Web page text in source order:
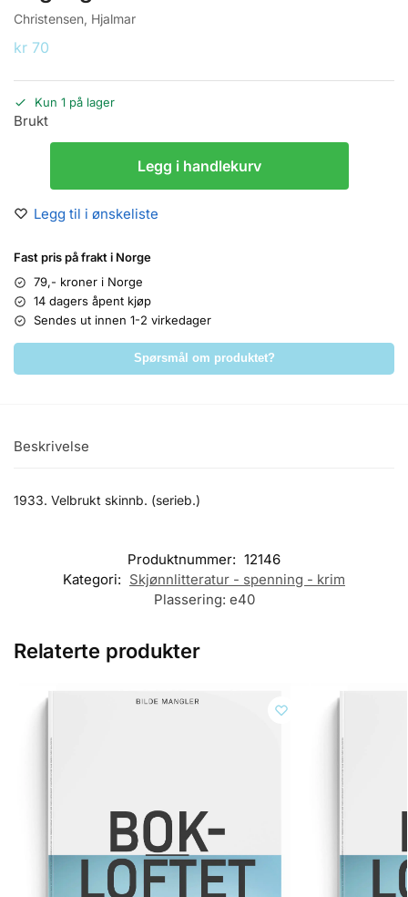
Christensen, Hjalmar
kr 70
Kun 1 på lager
Brukt
Legg i handlekurv
Legg til i ønskeliste
Fast pris på frakt i Norge
79,- kroner i Norge
14 dagers åpent kjøp
Sendes ut innen 1-2 virkedager
Spørsmål om produktet?
Beskrivelse
1933. Velbrukt skinnb. (serieb.)
Produktnummer: 12146
Kategori: Skjønnlitteratur - spenning - krim
Plassering: e40
Relaterte produkter